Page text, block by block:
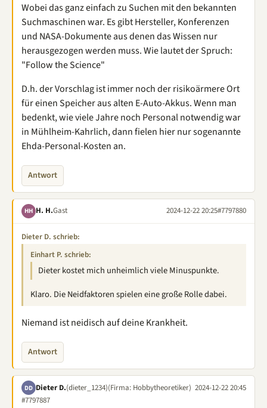
Wobei das ganz einfach zu Suchen mit den bekannten
Suchmaschinen war. Es gibt Hersteller, Konferenzen
und NASA-Dokumente aus denen das Wissen nur
herausgezogen werden muss. Wie lautet der Spruch:
"Follow the Science"
D.h. der Vorschlag ist immer noch der risikoärmere Ort
für einen Speicher aus alten E-Auto-Akkus. Wenn man
bedenkt, wie viele Jahre noch Personal notwendig war
in Mühlheim-Kahrlich, dann fielen hier nur sogenannte
Ehda-Personal-Kosten an.
Antwort
HH H. H.Gast 2024-12-22 20:25#7797880
Dieter D. schrieb:
Einhart P. schrieb:
Dieter kostet mich unheimlich viele Minuspunkte.
Klaro. Die Neidfaktoren spielen eine große Rolle dabei.
Niemand ist neidisch auf deine Krankheit.
Antwort
DD Dieter D.(dieter_1234)(Firma: Hobbytheoretiker) 2024-12-22 20:45
#7797887